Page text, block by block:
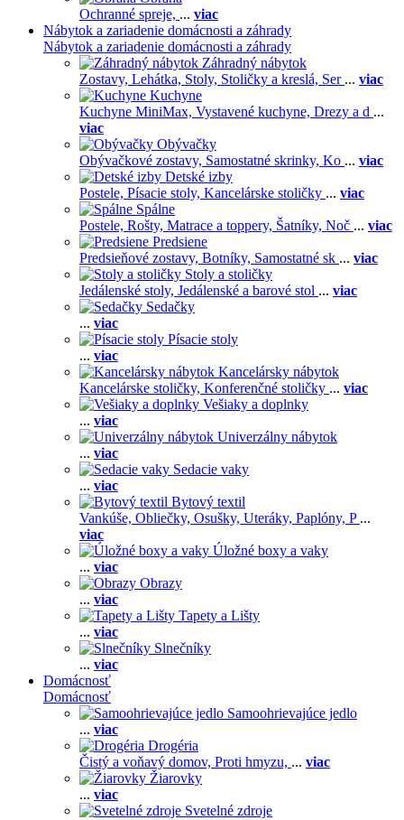
Ochranné spreje, ... viac
Nábytok a zariadenie domácnosti a záhrady
Nábytok a zariadenie domácnosti a záhrady
Záhradný nábytok
Zostavy, Lehátka, Stoly, Stoličky a kreslá, Ser ... viac
Kuchyne
Kuchyne MiniMax, Vystavené kuchyne, Drezy a d ...
viac
Obývačky
Obývačkové zostavy, Samostatné skrinky, Ko ... viac
Detské izby
Postele, Písacie stoly, Kancelárske stoličky ... viac
Spálne
Postele, Rošty, Matrace a toppery, Šatníky, Noč ... viac
Predsiene
Predsieňové zostavy, Botníky, Samostatné sk ... viac
Stoly a stoličky
Jedálenské stoly, Jedálenské a barové stol ... viac
Sedačky
... viac
Písacie stoly
... viac
Kancelársky nábytok
Kancelárske stoličky, Konferenčné stoličky ... viac
Vešiaky a doplnky
... viac
Univerzálny nábytok
... viac
Sedacie vaky
... viac
Bytový textil
Vankúše, Obliečky, Osušky, Uteráky, Paplóny, P ...
viac
Úložné boxy a vaky
... viac
Obrazy
... viac
Tapety a Lišty
... viac
Slnečníky
... viac
Domácnosť
Domácnosť
Samoohrievajúce jedlo
... viac
Drogéria
Čistý a voňavý domov, Proti hmyzu, ... viac
Žiarovky
... viac
Svetelné zdroje